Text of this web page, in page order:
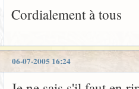
Cordialement à tous
06-07-2005 16:24